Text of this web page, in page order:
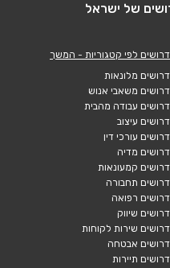
דרושים לפי קטגוריות - המשך
דרושים מלונאות
דרושים משאבי אנוש
דרושים עבודה מהבית
דרושים עיצוב
דרושים עורכי דין
דרושים מדיה
דרושים קמעונאות
דרושים תחבורה
דרושים רפואה
דרושים שיווק
דרושים שירות לקוחות
דרושים אבטחה
דרושים תיירות